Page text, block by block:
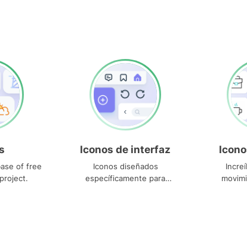
of free
Iconos de interfaz
Iconos diseñados
específicamente para